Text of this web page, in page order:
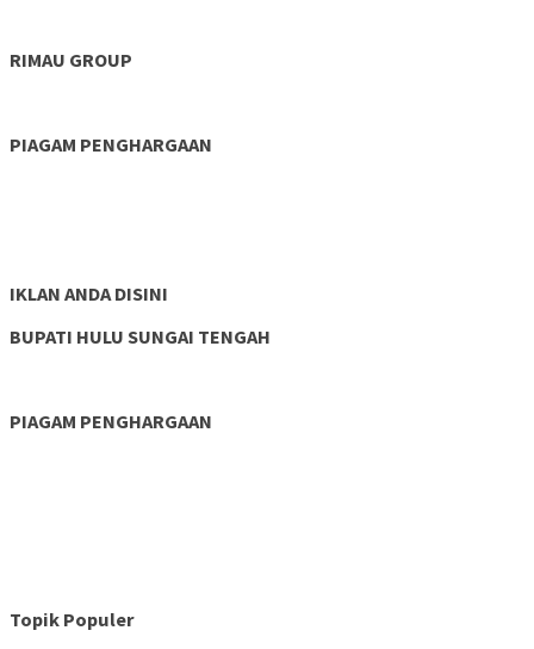
RIMAU GROUP
PIAGAM PENGHARGAAN
IKLAN ANDA DISINI
BUPATI HULU SUNGAI TENGAH
PIAGAM PENGHARGAAN
Topik Populer